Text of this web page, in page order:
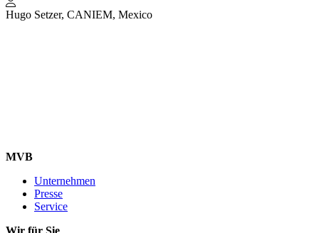
Hugo Setzer, CANIEM, Mexico
MVB
Unternehmen
Presse
Service
Wir für Sie